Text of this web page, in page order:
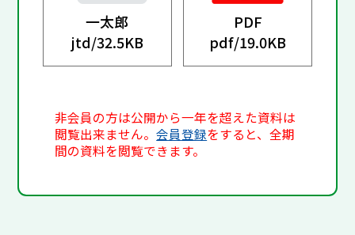
一太郎
jtd/32.5KB
PDF
pdf/19.0KB
非会員の方は公開から一年を超えた資料は
閲覧出来ません。会員登録をすると、全期
間の資料を閲覧できます。